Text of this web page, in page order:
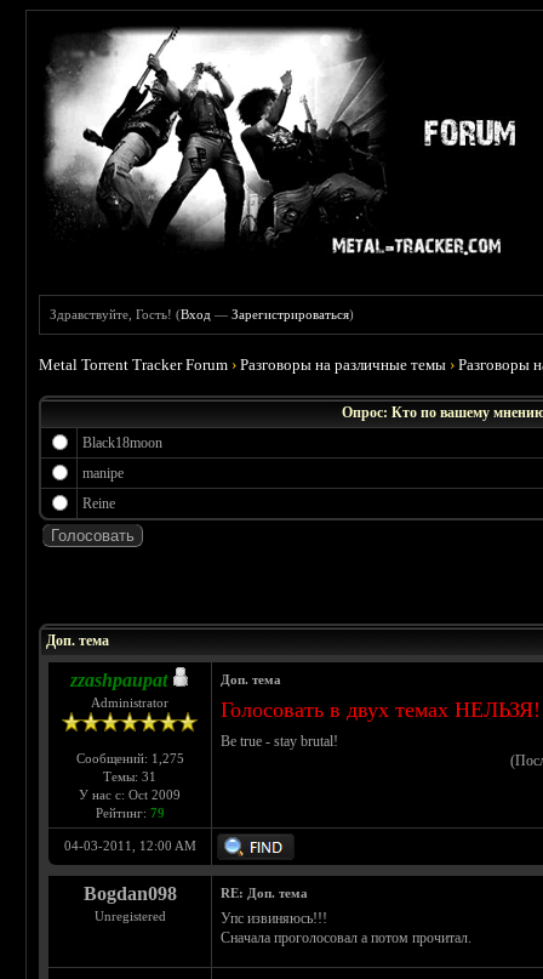
Здравствуйте, Гость! (Вход —Зарегистрироваться)
Metal Torrent Tracker Forum ›Разговоры на различные темы ›Разговоры
Опрос: Кто по вашему
Black18moon
manipe
Reine
Доп. тема
zzashpaupat
Administrator
Сообщений: 1,275
Темы: 31
У нас с: Oct 2009
Рейтинг: 79
Доп. тема
Голосовать в двух темах
Be true - stay brutal!
04-03-2011, 12:00 AM
Bogdan098
Unregistered
RE: Доп. тема
Упс извиняюсь!!!
Сначала проголосовал а потом прочитал.